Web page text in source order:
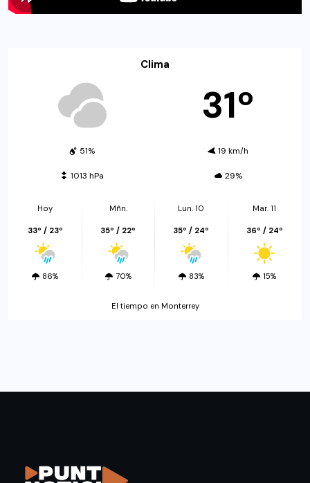
Clima
31º
51% 19 km/h
1013 hPa 29%
Hoy
33º / 23º
86%
Mñn.
35º / 22º
70%
Lun. 10
35º / 24º
83%
Mar. 11
36º / 24º
15%
El tiempo en Monterrey